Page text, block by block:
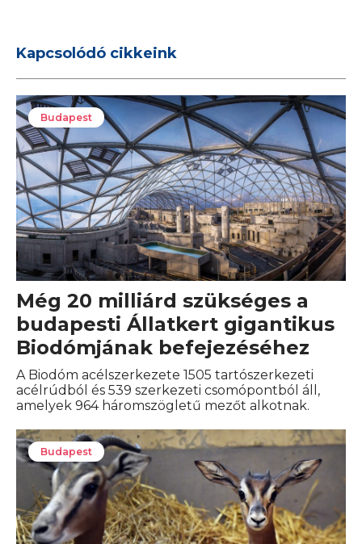
Kapcsolódó cikkeink
Budapest
Még 20 milliárd szükséges a
budapesti Állatkert gigantikus
Biodómjának befejezéséhez
A Biodóm acélszerkezete 1505 tartószerkezeti
acélrúdból és 539 szerkezeti csomópontból áll,
amelyek 964 háromszögletű mezőt alkotnak.
Budapest